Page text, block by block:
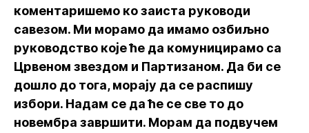
коментаришемо ко заиста руководи
савезом. Ми морамо да имамо озбиљно
руководство које ће да комуницирамо са
Црвеном звездом и Партизаном. Да би се
дошло до тога, морају да се распишу
избори. Надам се да ће се све то до
новембра завршити. Морам да подвучем